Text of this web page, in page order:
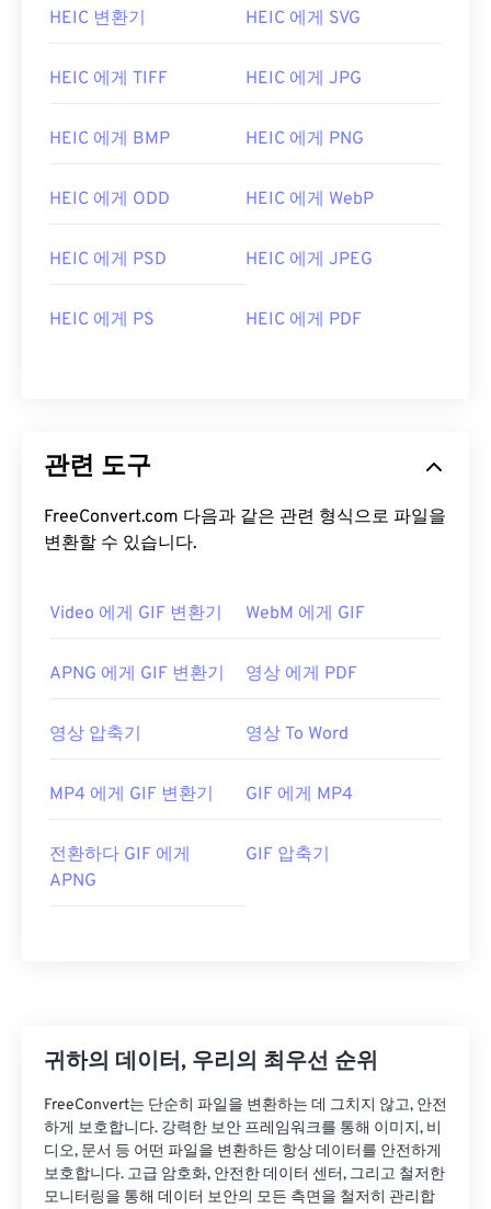
HEIC 변환기 HEIC 에게 SVG
HEIC 에게 TIFF HEIC 에게 JPG
HEIC 에게 BMP HEIC 에게 PNG
HEIC 에게 ODD HEIC 에게 WebP
HEIC 에게 PSD HEIC 에게 JPEG
HEIC 에게 PS HEIC 에게 PDF
관련 도구
FreeConvert.com 다음과 같은 관련 형식으로 파일을
변환할 수 있습니다.
Video 에게 GIF 변환기 WebM 에게 GIF
APNG 에게 GIF 변환기 영상 에게 PDF
영상 압축기 영상 To Word
MP4 에게 GIF 변환기 GIF 에게 MP4
전환하다 GIF 에게
APNG
GIF 압축기
귀하의 데이터, 우리의 최우선 순위
FreeConvert는 단순히 파일을 변환하는 데 그치지 않고, 안전
하게 보호합니다. 강력한 보안 프레임워크를 통해 이미지, 비
디오, 문서 등 어떤 파일을 변환하든 항상 데이터를 안전하게
보호합니다. 고급 암호화, 안전한 데이터 센터, 그리고 철저한
모니터링을 통해 데이터 보안의 모든 측면을 철저히 관리합